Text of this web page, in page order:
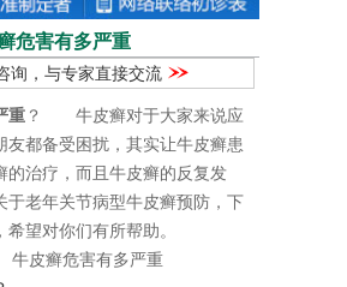
危害有多严重
询，与专家直接交流
重 ？ 牛皮癣对于大家来说应
友都备受困扰，其实让牛皮癣患
的治疗，而且牛皮癣的反复发
于老年关节病型牛皮癣预防，下
望对你们有所帮助。